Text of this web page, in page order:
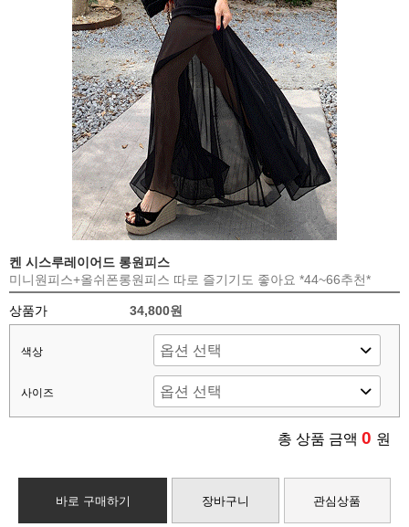
켄 시스루레이어드 롱원피스
미니원피스+올쉬폰롱원피스 따로 즐기기도 좋아요 *44~66추천*
상품가 34,800원
색상
사이즈
총 상품 금액 0 원
바로 구매하기 장바구니 관심상품